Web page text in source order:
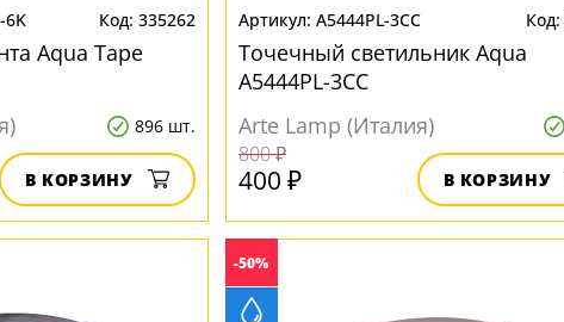
6K 335262
Aqua Tape
896 шт.
В КОРЗИНУ
A5444PL-3CC
Точечный светильник Aqua
A5444PL-3CC
Arte Lamp (Италия)
800 ₽
400 ₽ В КОРЗИНУ
-50%